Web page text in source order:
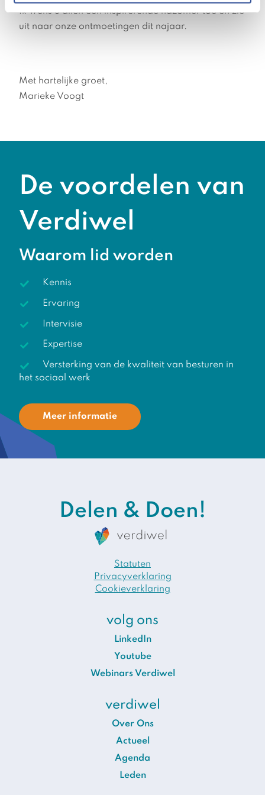
Ik wens u allen een inspirerende nazomer toe en zie
uit naar onze ontmoetingen dit najaar.
Met hartelijke groet,
Marieke Voogt
De voordelen van
Verdiwel
Waarom lid worden
Kennis
Ervaring
Intervisie
Expertise
Versterking van de kwaliteit van besturen in
het sociaal werk
Meer informatie
Delen & Doen!
Statuten
Privacyverklaring
Cookieverklaring
volg ons
LinkedIn
Youtube
Webinars Verdiwel
verdiwel
Over Ons
Actueel
Agenda
Leden